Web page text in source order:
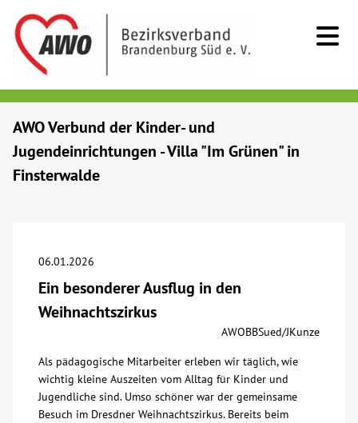
Senioren
Begegnung
Über uns
AWO Verbund der Kinder- und
Jugendeinrichtungen - Villa "Im Grünen" in
Finsterwalde
06.01.2026
Ein besonderer Ausflug in den
Weihnachtszirkus
AWOBBSued/JKunze
Als pädagogische Mitarbeiter erleben wir täglich, wie
wichtig kleine Auszeiten vom Alltag für Kinder und
Jugendliche sind. Umso schöner war der gemeinsame
Besuch im Dresdner Weihnachtszirkus. Bereits beim